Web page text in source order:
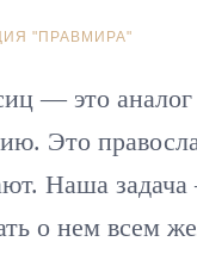
"ПРАВМИРА"
— это аналог
Это
Наша
о нем всем